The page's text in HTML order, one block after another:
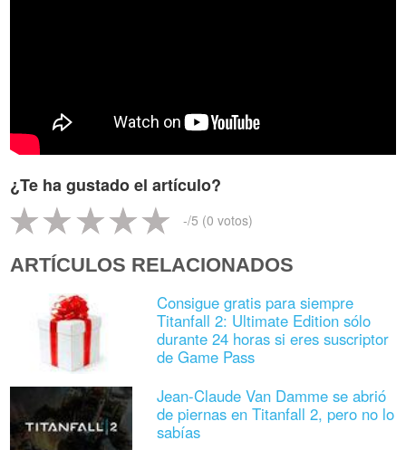
¿Te ha gustado el artículo?
-/5 (0 votos)
ARTÍCULOS RELACIONADOS
Consigue gratis para siempre
Titanfall 2: Ultimate Edition sólo
durante 24 horas si eres suscriptor
de Game Pass
Jean-Claude Van Damme se abrió
de piernas en Titanfall 2, pero no lo
sabías